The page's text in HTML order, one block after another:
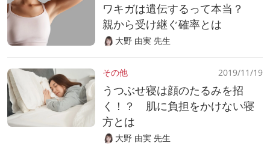
ワキガは遺伝するって本当？
親から受け継ぐ確率とは
大野 由実 先生
その他 2019/11/19
うつぶせ寝は顔のたるみを招
く！？ 肌に負担をかけない寝
方とは
大野 由実 先生